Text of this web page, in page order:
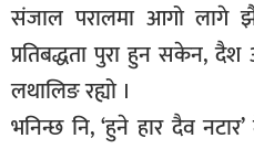
संजाल परालमा आगो लागे
प्रतिबद्धता पुरा हुन सकेन,
लथालिङ रह्यो ।
भनिन्छ नि, ‘हुने हार दैव